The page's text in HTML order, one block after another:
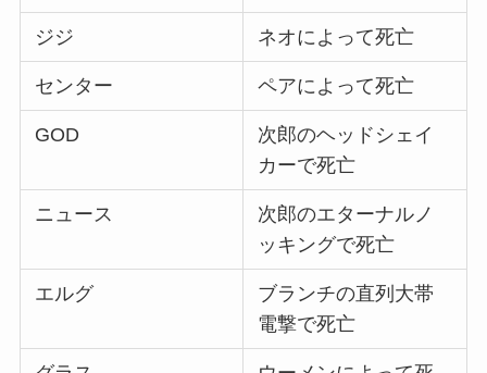
ジジ ネオによって死亡
センター ペアによって死亡
GOD
次郎のヘッドシェイ
カーで死亡
ニュース
次郎のエターナルノ
ッキングで死亡
エルグ
ブランチの直列大帯
電撃で死亡